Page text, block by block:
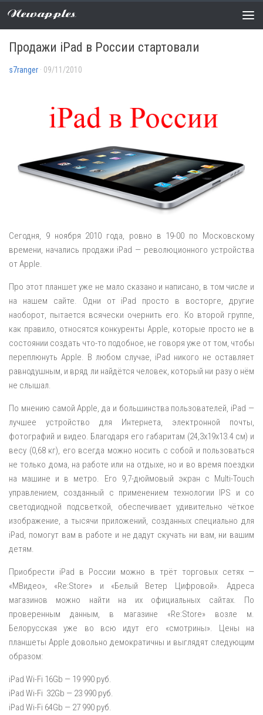
Newapples
НОВОСТИ 1 COMMENT
Продажи iPad в России стартовали
s7ranger · 09/11/2010
Сегодня, 9 ноября 2010 года, ровно в 19-00 по Московскому
времени, начались продажи iPad — революционного устройства
от Apple.
Про этот планшет уже не мало сказано и написано, в том числе и
на нашем сайте. Одни от iPad просто в восторге, другие
наоборот, пытается всячески очернить его. Ко второй группе,
как правило, относятся конкуренты Apple, которые просто не в
состоянии создать что-то подобное, не говоря уже от том, чтобы
переплюнуть Apple. В любом случае, iPad никого не оставляет
равнодушным, и вряд ли найдётся человек, который ни разу о нём
не слышал.
По мнению самой Apple, да и большинства пользователей, iPad —
лучшее устройство для Интернета, электронной почты,
фотографий и видео. Благодаря его габаритам (24,3х19х13.4 см) и
весу (0,68 кг), его всегда можно носить с собой и пользоваться
не только дома, на работе или на отдыхе, но и во время поездки
на машине и в метро. Его 9,7-дюймовый экран с Multi-Touch
управлением, созданный с применением технологии IPS и со
светодиодной подсветкой, обеспечивает удивительно чёткое
изображение, а тысячи приложений, созданных специально для
iPad, помогут вам в работе и не дадут скучать ни вам, ни вашим
детям.
Приобрести iPad в России можно в трёт торговых сетях —
«МВидео», «Re:Store» и «Белый Ветер Цифровой». Адреса
магазинов можно найти на их официальных сайтах. По
проверенным данным, в магазине «Re:Store» возле м.
Белорусская уже во всю идут его «смотрины». Цены на
планшеты Apple довольно демократичны и выглядят следующим
образом:
iPad Wi-Fi 16Gb — 19 990 руб.
iPad Wi-Fi 32Gb — 23 990 руб.
iPad Wi-Fi 64Gb — 27 990 руб.